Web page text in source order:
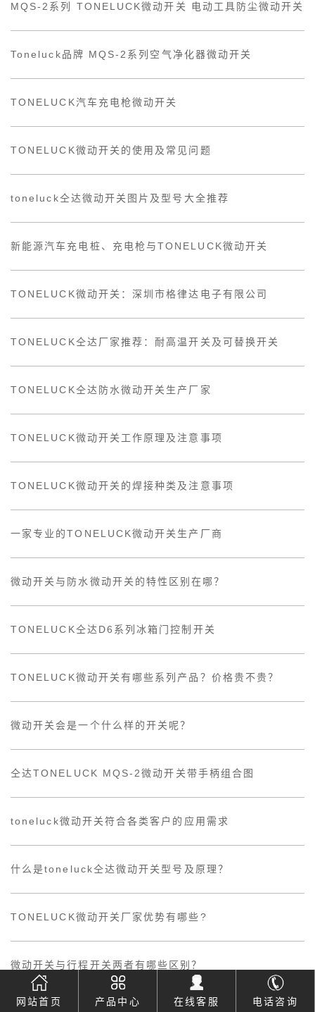
MQS-2系列 TONELUCK微动开关 电动工具防尘微动开关
Toneluck品牌 MQS-2系列空气净化器微动开关
TONELUCK汽车充电枪微动开关
TONELUCK微动开关的使用及常见问题
toneluck仝达微动开关图片及型号大全推荐
新能源汽车充电桩、充电枪与TONELUCK微动开关
TONELUCK微动开关：深圳市格律达电子有限公司
TONELUCK仝达厂家推荐：耐高温开关及可替换开关
TONELUCK仝达防水微动开关生产厂家
TONELUCK微动开关工作原理及注意事项
TONELUCK微动开关的焊接种类及注意事项
一家专业的TONELUCK微动开关生产厂商
微动开关与防水微动开关的特性区别在哪？
TONELUCK仝达D6系列冰箱门控制开关
TONELUCK微动开关有哪些系列产品？价格贵不贵？
微动开关会是一个什么样的开关呢？
仝达TONELUCK MQS-2微动开关带手柄组合图
toneluck微动开关符合各类客户的应用需求
什么是toneluck仝达微动开关型号及原理？
TONELUCK微动开关厂家优势有哪些?
微动开关与行程开关两者有哪些区别？
网站首页 产品中心 在线客服 电话咨询